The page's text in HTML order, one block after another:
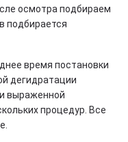
осмотра подбираем
подбирается
время постановки
дегидратации
выраженной
процедур. Все